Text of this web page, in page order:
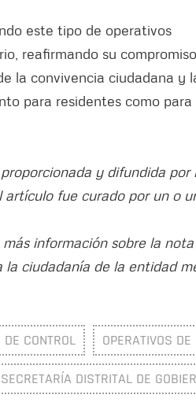
este tipo de operativos
reafirmando su
la convivencia ciudadana y
para residentes como para
y difundida por
artículo fue curado por un o
información sobre la
ciudadanía de la entidad
DE CONTROL OPERATIVOS
SECRETARÍA DISTRITAL DE